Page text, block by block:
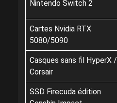
Nintendo Switch 2
Cartes Nvidia RTX
5080/5090
Casques sans fil HyperX /
Corsair
SSD Firecuda édition